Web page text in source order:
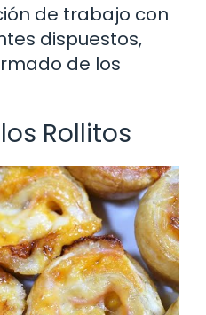
de trabajo con
dispuestos,
de los
Rollitos